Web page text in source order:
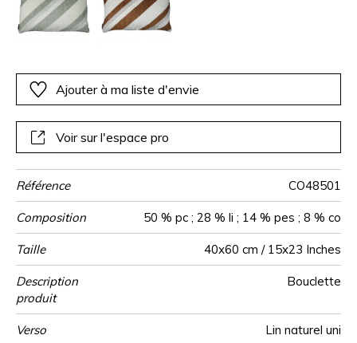
Ajouter à ma liste d'envie
Voir sur l'espace pro
Référence CO48501
Composition 50 % pc ; 28 % li ; 14 % pes ; 8 % co
Taille 40x60 cm / 15x23 Inches
Description
produit
Bouclette
Verso Lin naturel uni